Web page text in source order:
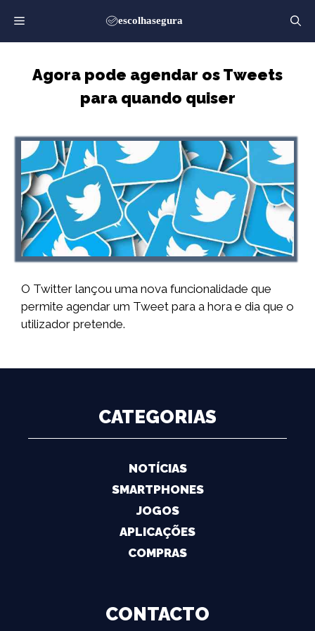
para
o
Agora pode agendar os Tweets
para quando quiser
O Twitter lançou uma nova funcionalidade que
permite agendar um Tweet para a hora e dia que o
utilizador pretende.
CATEGORIAS
NOTÍCIAS
SMARTPHONES
JOGOS
APLICAÇÕES
COMPRAS
CONTACTO